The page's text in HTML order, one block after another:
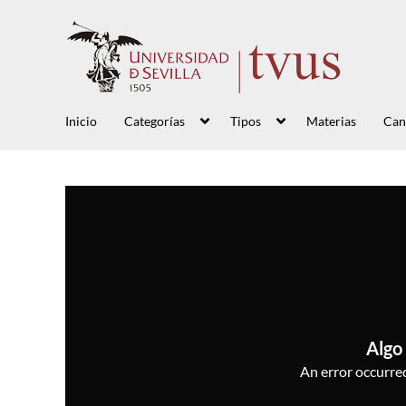
Inicio Categorías Tipos Materias
Algo
An error